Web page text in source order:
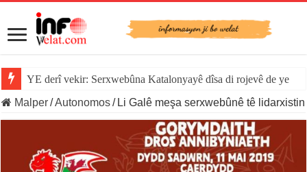
YE derî vekir: Serxwebûna Katalonyayê dîsa di rojevê de ye
Malper/Autonomos/ Li Galê meşa serxwebûnê tê lidarxistin